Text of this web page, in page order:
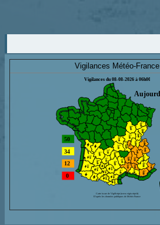
Vigilances Météo-France